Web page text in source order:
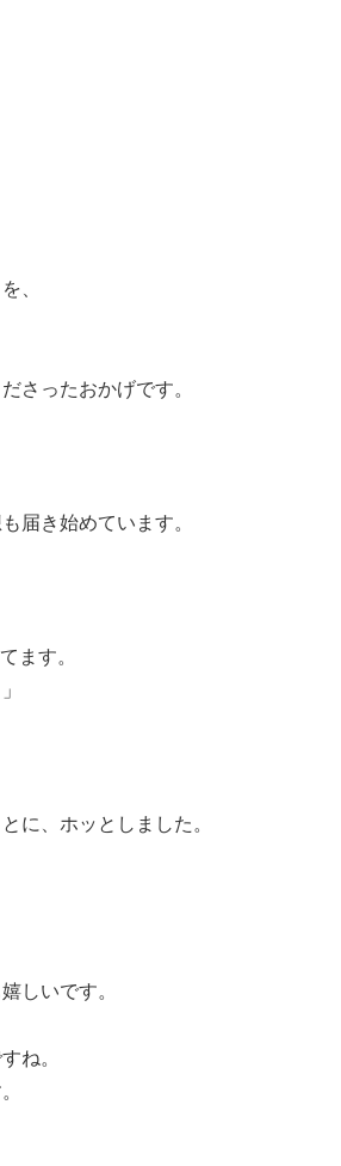
、
さったおかげです。
届き始めています。
ます。
に、ホッとしました。
しいです。
ね。